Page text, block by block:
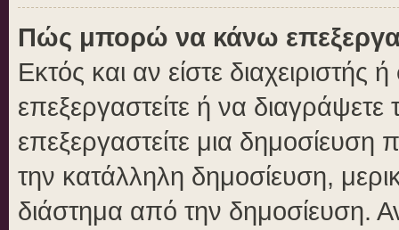
Πώς μπορώ να κάνω
Εκτός και αν είστε διαχειριστής
επεξεργαστείτε ή να
επεξεργαστείτε μια δημοσίευση
την κατάλληλη δημοσίευση,
διάστημα από την δημοσίευση.